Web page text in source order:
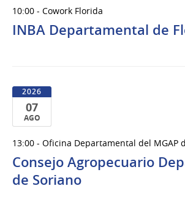
de
Ago
10:00 - Cowork Florida
INBA Departamental de
2026
07
AGO
de
Ago
del
13:00 - Oficina Departamental del MGAP
Consejo Agropecuario
de Soriano